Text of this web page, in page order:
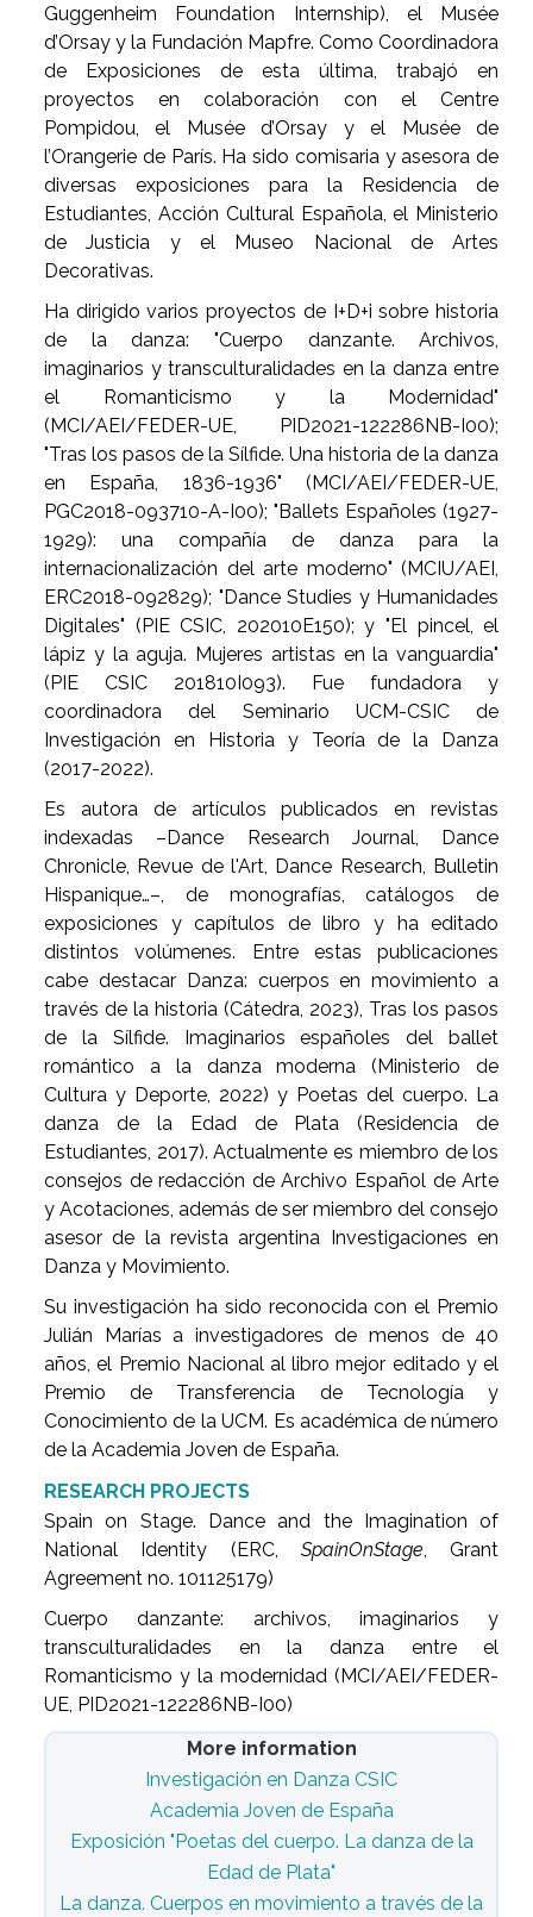
Guggenheim Foundation Internship), el Musée
d’Orsay y la Fundación Mapfre. Como Coordinadora
de Exposiciones de esta última, trabajó en
proyectos en colaboración con el Centre
Pompidou, el Musée d’Orsay y el Musée de
l’Orangerie de París. Ha sido comisaria y asesora de
diversas exposiciones para la Residencia de
Estudiantes, Acción Cultural Española, el Ministerio
de Justicia y el Museo Nacional de Artes
Decorativas.
Ha dirigido varios proyectos de I+D+i sobre historia
de la danza: "Cuerpo danzante. Archivos,
imaginarios y transculturalidades en la danza entre
el Romanticismo y la Modernidad"
(MCI/AEI/FEDER-UE, PID2021-122286NB-I00);
"Tras los pasos de la Sílfide. Una historia de la danza
en España, 1836-1936" (MCI/AEI/FEDER-UE,
PGC2018-093710-A-I00); "Ballets Españoles (1927-
1929): una compañía de danza para la
internacionalización del arte moderno" (MCIU/AEI,
ERC2018-092829); "Dance Studies y Humanidades
Digitales" (PIE CSIC, 202010E150); y "El pincel, el
lápiz y la aguja. Mujeres artistas en la vanguardia"
(PIE CSIC 201810I093). Fue fundadora y
coordinadora del Seminario UCM-CSIC de
Investigación en Historia y Teoría de la Danza
(2017-2022).
Es autora de artículos publicados en revistas
indexadas –Dance Research Journal, Dance
Chronicle, Revue de l'Art, Dance Research, Bulletin
Hispanique…–, de monografías, catálogos de
exposiciones y capítulos de libro y ha editado
distintos volúmenes. Entre estas publicaciones
cabe destacar Danza: cuerpos en movimiento a
través de la historia (Cátedra, 2023), Tras los pasos
de la Sílfide. Imaginarios españoles del ballet
romántico a la danza moderna (Ministerio de
Cultura y Deporte, 2022) y Poetas del cuerpo. La
danza de la Edad de Plata (Residencia de
Estudiantes, 2017). Actualmente es miembro de los
consejos de redacción de Archivo Español de Arte
y Acotaciones, además de ser miembro del consejo
asesor de la revista argentina Investigaciones en
Danza y Movimiento.
Su investigación ha sido reconocida con el Premio
Julián Marías a investigadores de menos de 40
años, el Premio Nacional al libro mejor editado y el
Premio de Transferencia de Tecnología y
Conocimiento de la UCM. Es académica de número
de la Academia Joven de España.
RESEARCH PROJECTS
Spain on Stage. Dance and the Imagination of
National Identity (ERC, SpainOnStage, Grant
Agreement no. 101125179)
Cuerpo danzante: archivos, imaginarios y
transculturalidades en la danza entre el
Romanticismo y la modernidad (MCI/AEI/FEDER-
UE, PID2021-122286NB-I00)
More information
Investigación en Danza CSIC
Academia Joven de España
Exposición "Poetas del cuerpo. La danza de la
Edad de Plata"
La danza. Cuerpos en movimiento a través de la